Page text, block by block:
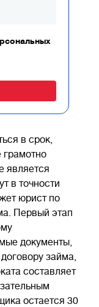
в срок,
грамотно
является
в точности
юрист по
Первый этап
документы,
займа,
составляет
остается 30